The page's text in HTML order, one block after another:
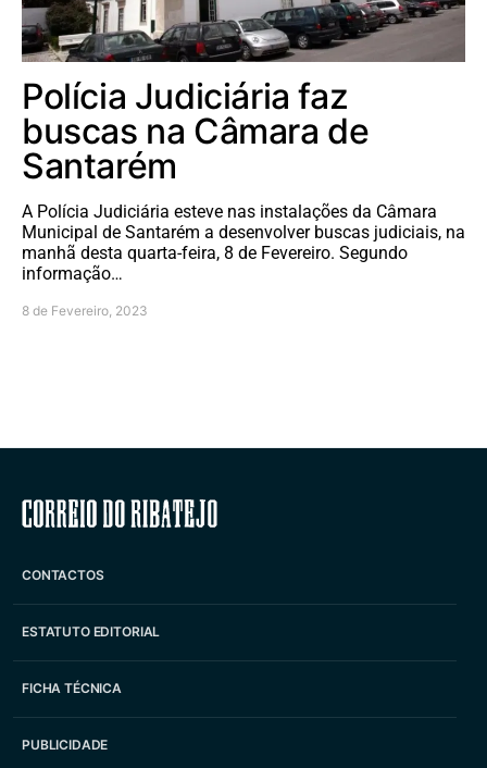
Polícia Judiciária faz
buscas na Câmara de
Santarém
A Polícia Judiciária esteve nas instalações da Câmara
Municipal de Santarém a desenvolver buscas judiciais, na
manhã desta quarta-feira, 8 de Fevereiro. Segundo
informação…
8 de Fevereiro, 2023
Correio do Ribatejo
CONTACTOS
ESTATUTO EDITORIAL
FICHA TÉCNICA
PUBLICIDADE